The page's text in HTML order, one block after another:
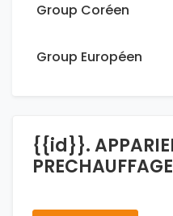
Group Coréen
Group Européen
{{id}}.
PRECHAUFFAGE